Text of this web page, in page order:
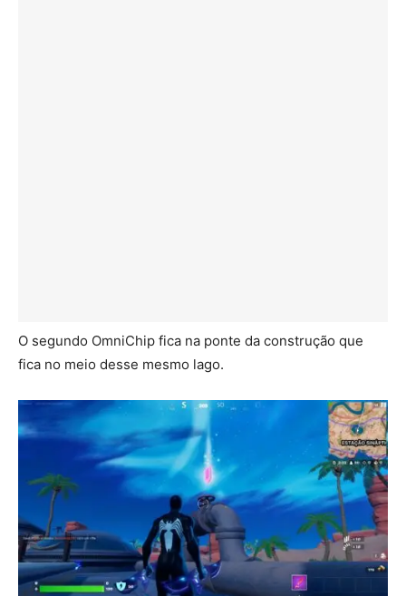
O segundo OmniChip fica na ponte da construção que
fica no meio desse mesmo lago.